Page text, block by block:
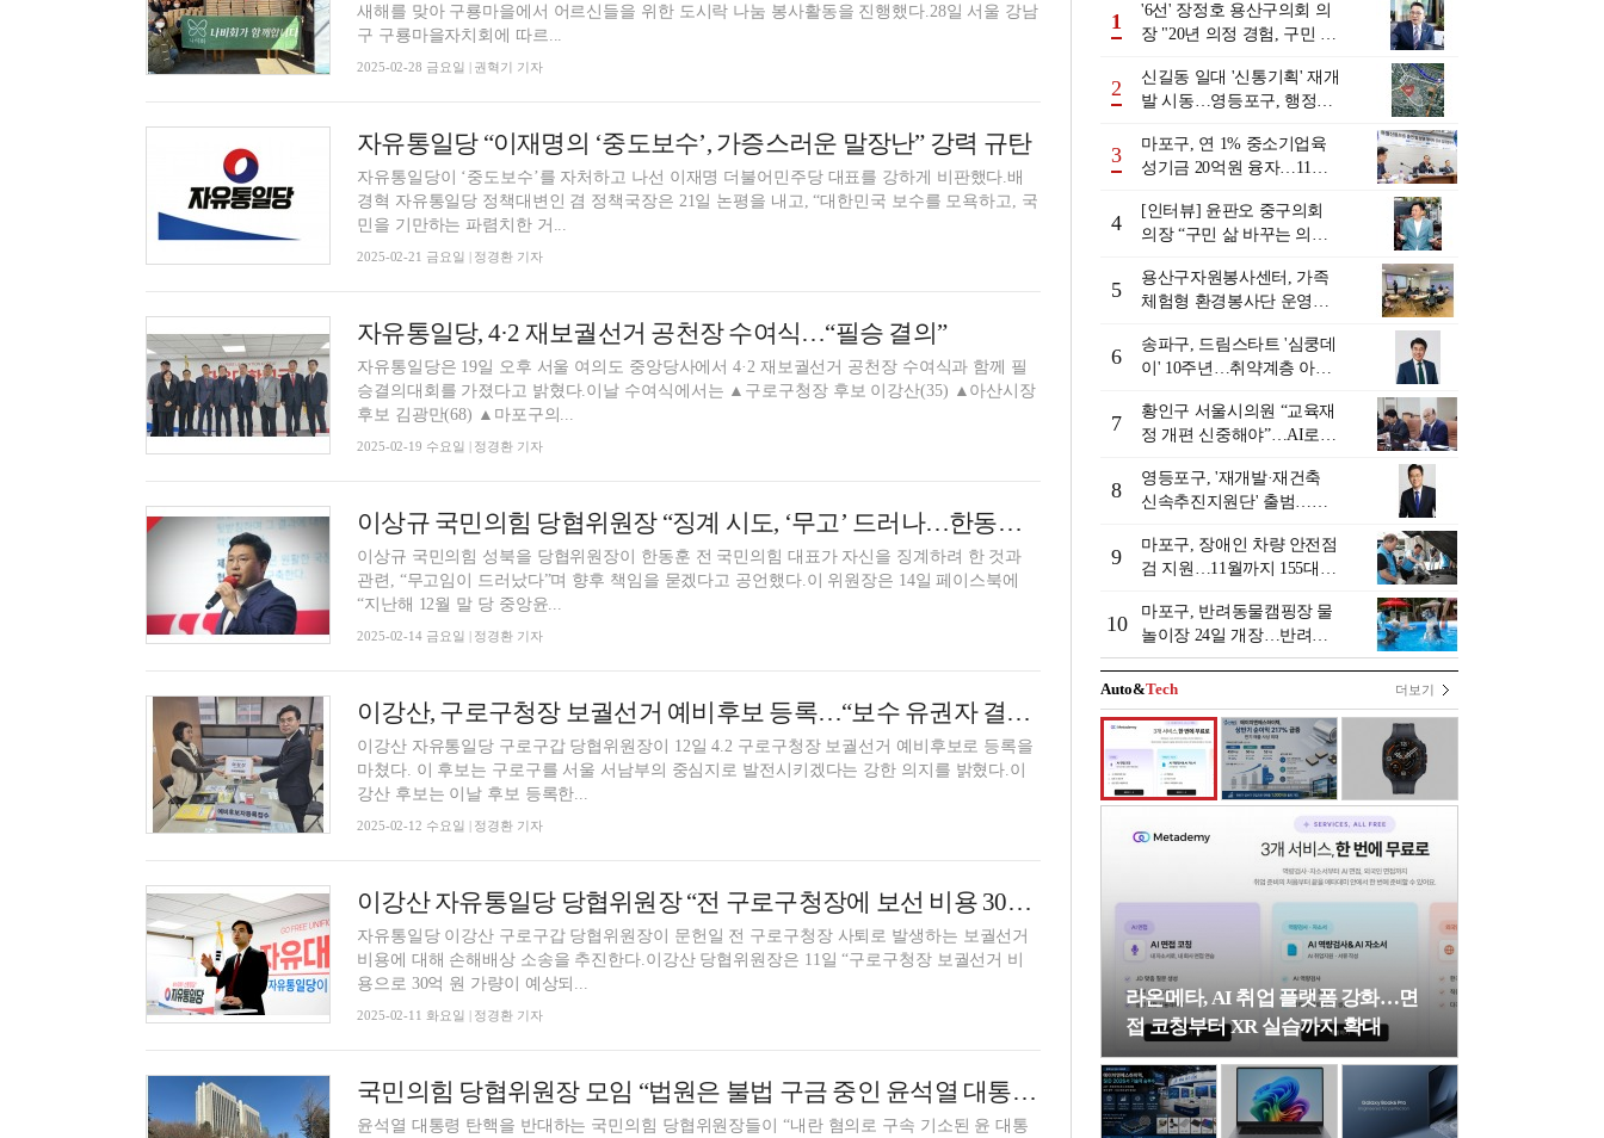
새해를 맞아 구룡마을에서 어르신들을 위한 도시락 나눔 봉사활동을 진행했다.28일 서울 강남
구 구룡마을자치회에 따르...
2025-02-28 금요일 | 권혁기 기자
자유통일당 “이재명의 ‘중도보수’, 가증스러운 말장난” 강력 규탄
자유통일당이 ‘중도보수’를 자처하고 나선 이재명 더불어민주당 대표를 강하게 비판했다.배
경혁 자유통일당 정책대변인 겸 정책국장은 21일 논평을 내고, “대한민국 보수를 모욕하고, 국
민을 기만하는 파렴치한 거...
2025-02-21 금요일 | 정경환 기자
자유통일당, 4·2 재보궐선거 공천장 수여식…“필승 결의”
자유통일당은 19일 오후 서울 여의도 중앙당사에서 4·2 재보궐선거 공천장 수여식과 함께 필
승결의대회를 가졌다고 밝혔다.이날 수여식에서는 ▲구로구청장 후보 이강산(35) ▲아산시장
후보 김광만(68) ▲마포구의...
2025-02-19 수요일 | 정경환 기자
이상규 국민의힘 당협위원장 “징계 시도, ‘무고’ 드러나…한동훈에 책임 묻겠다”
이상규 국민의힘 성북을 당협위원장이 한동훈 전 국민의힘 대표가 자신을 징계하려 한 것과
관련, “무고임이 드러났다”며 향후 책임을 묻겠다고 공언했다.이 위원장은 14일 페이스북에
“지난해 12월 말 당 중앙윤...
2025-02-14 금요일 | 정경환 기자
이강산, 구로구청장 보궐선거 예비후보 등록…“보수 유권자 결집해 달라”
이강산 자유통일당 구로구갑 당협위원장이 12일 4.2 구로구청장 보궐선거 예비후보로 등록을
마쳤다. 이 후보는 구로구를 서울 서남부의 중심지로 발전시키겠다는 강한 의지를 밝혔다.이
강산 후보는 이날 후보 등록한...
2025-02-12 수요일 | 정경환 기자
이강산 자유통일당 당협위원장 “전 구로구청장에 보선 비용 30억 소송할 것”
자유통일당 이강산 구로구갑 당협위원장이 문헌일 전 구로구청장 사퇴로 발생하는 보궐선거
비용에 대해 손해배상 소송을 추진한다.이강산 당협위원장은 11일 “구로구청장 보궐선거 비
용으로 30억 원 가량이 예상되...
2025-02-11 화요일 | 정경환 기자
국민의힘 당협위원장 모임 “법원은 불법 구금 중인 윤석열 대통령을 즉각 석방하라”
윤석열 대통령 탄핵을 반대하는 국민의힘 당협위원장들이 “내란 혐의로 구속 기소된 윤 대통
1
'6선' 장정호 용산구의회 의
장 "20년 의정 경험, 구민 위
2
신길동 일대 '신통기획' 재개
발 시동…영등포구, 행정지
3
마포구, 연 1% 중소기업육
성기금 20억원 융자…11일
4
[인터뷰] 윤판오 중구의회
의장 “구민 삶 바꾸는 의회
5
용산구자원봉사센터, 가족
체험형 환경봉사단 운영…
6
송파구, 드림스타트 '심쿵데
이' 10주년…취약계층 아동
7
황인구 서울시의원 “교육재
정 개편 신중해야”…AI로
8
영등포구, '재개발·재건축
신속추진지원단' 출범…현
9
마포구, 장애인 차량 안전점
검 지원…11월까지 155대
10
마포구, 반려동물캠핑장 물
놀이장 24일 개장…반려견
여름휴가 즐긴다
Auto&Tech 더보기
라온메타, AI 취업 플랫폼 강화…면
접 코칭부터 XR 실습까지 확대